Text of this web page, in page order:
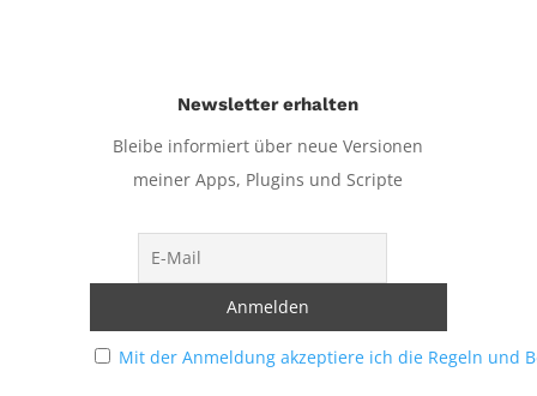
Newsletter erhalten
Bleibe informiert über neue Versionen
meiner Apps, Plugins und Scripte
Mit der Anmeldung akzeptiere ich die Regeln und